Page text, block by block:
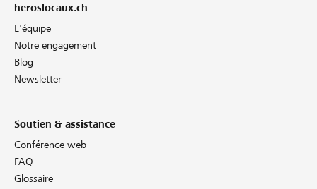
heroslocaux.ch
L'équipe
Notre engagement
Blog
Newsletter
Soutien & assistance
Conférence web
FAQ
Glossaire